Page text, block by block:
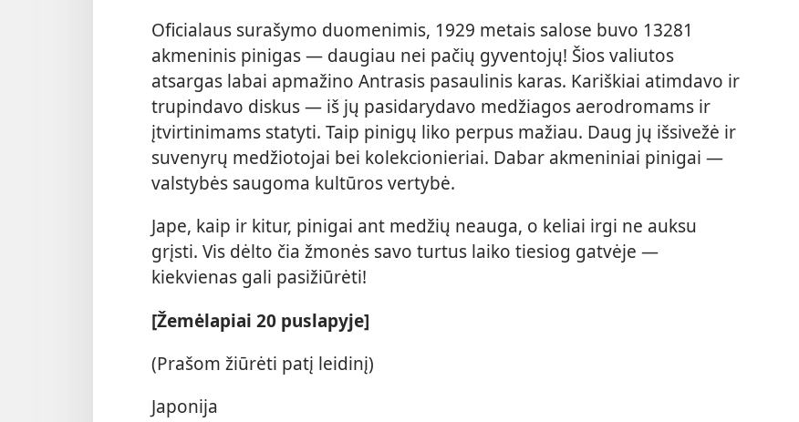
Oficialaus surašymo duomenimis, 1929 metais salose buvo 13281
akmeninis pinigas — daugiau nei pačių gyventojų! Šios valiutos
atsargas labai apmažino Antrasis pasaulinis karas. Kariškiai atimdavo ir
trupindavo diskus — iš jų pasidarydavo medžiagos aerodromams ir
įtvirtinimams statyti. Taip pinigų liko perpus mažiau. Daug jų išsivežė ir
suvenyrų medžiotojai bei kolekcionieriai. Dabar akmeniniai pinigai —
valstybės saugoma kultūros vertybė.
Jape, kaip ir kitur, pinigai ant medžių neauga, o keliai irgi ne auksu
grįsti. Vis dėlto čia žmonės savo turtus laiko tiesiog gatvėje —
kiekvienas gali pasižiūrėti!
[Žemėlapiai 20 puslapyje]
(Prašom žiūrėti patį leidinį)
Japonija